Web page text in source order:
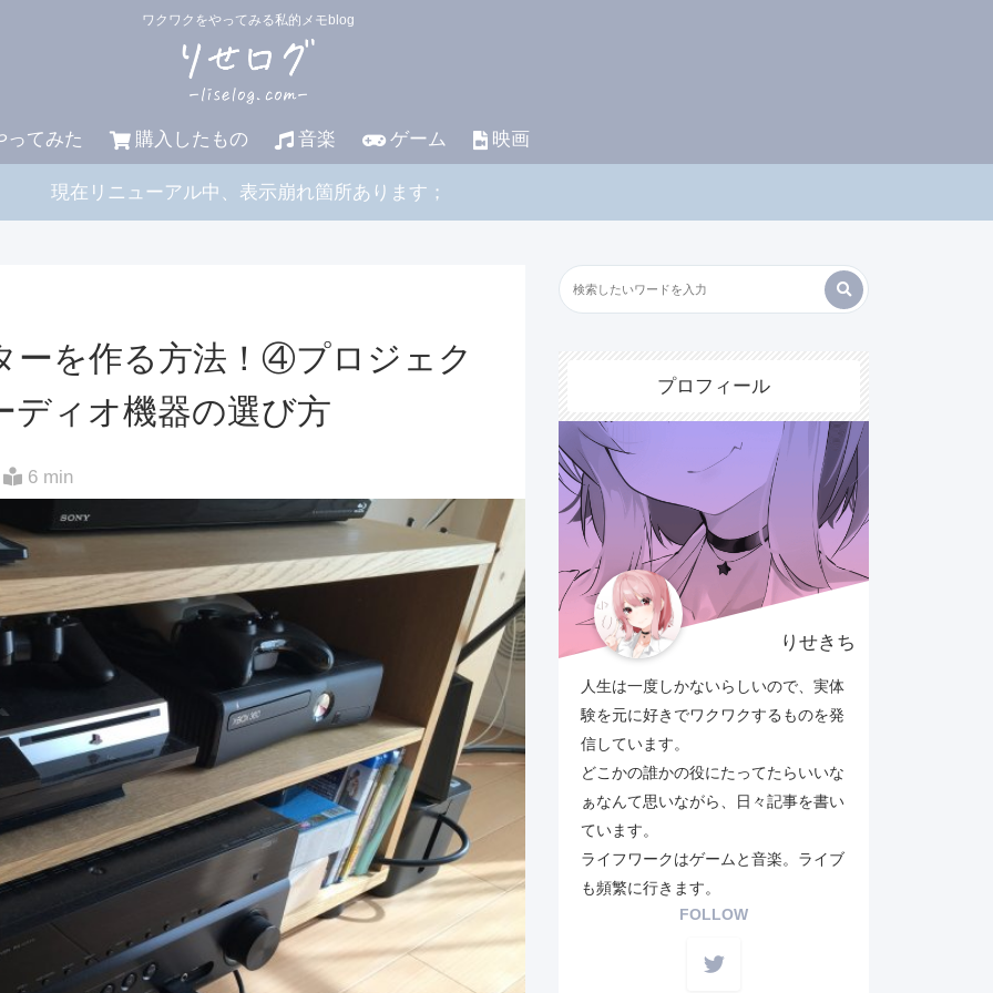
ワクワクをやってみる私的メモblog
ってみた 購入したもの 音楽 ゲーム 映画
現在リニューアル中、表示崩れ箇所あります；
ーを作る方法！④プロジェク
ディオ機器の選び方
6 min
プロフィール
りせきち
人生は一度しかないらしいので、実体
験を元に好きでワクワクするものを発
信しています。
どこかの誰かの役にたってたらいいな
ぁなんて思いながら、日々記事を書い
ています。
ライフワークはゲームと音楽。ライブ
も頻繁に行きます。
FOLLOW